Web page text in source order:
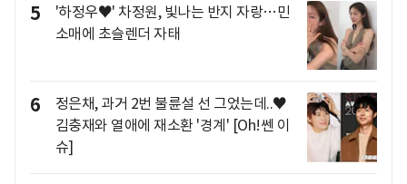
5
'하정우♥' 차정원, 빛나는 반지 자랑…민
소매에 초슬렌더 자태
6
정은채, 과거 2번 불륜설 선 그었는데..♥
김충재와 열애에 재소환 '경계' [Oh!쎈 이
슈]